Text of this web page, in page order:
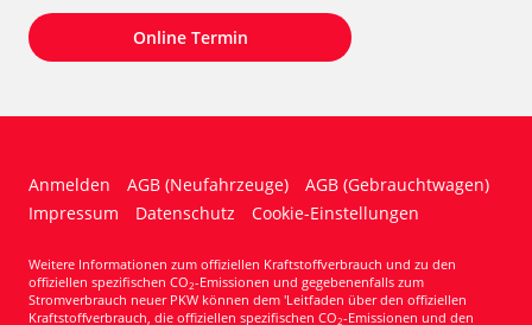
Online Termin
Anmelden AGB (Neufahrzeuge)
AGB (Gebrauchtwagen)
Impressum
Datenschutz Cookie-Einstellungen
Weitere Informationen zum offiziellen Kraftstoffverbrauch und zu den
offiziellen spezifischen CO2-Emissionen und gegebenenfalls zum
Stromverbrauch neuer PKW können dem 'Leitfaden über den offiziellen
Kraftstoffverbrauch, die offiziellen spezifischen CO2-Emissionen und den